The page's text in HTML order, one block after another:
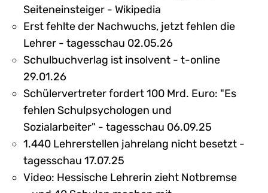
Seiteneinsteiger - Wikipedia
Erst fehlte der Nachwuchs, jetzt fehlen die
Lehrer - tagesschau 02.05.26
Schulbuchverlag ist insolvent - t-online
29.01.26
Schülervertreter fordert 100 Mrd. Euro: "Es
fehlen Schulpsychologen und
Sozialarbeiter" - tagesschau 06.09.25
1.440 Lehrerstellen jahrelang nicht besetzt -
tagesschau 17.07.25
Video: Hessische Lehrerin zieht Notbremse